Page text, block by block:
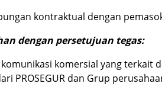
kontraktual dengan
dengan persetujuan tegas:
komersial yang terkait
PROSEGUR dan Grup